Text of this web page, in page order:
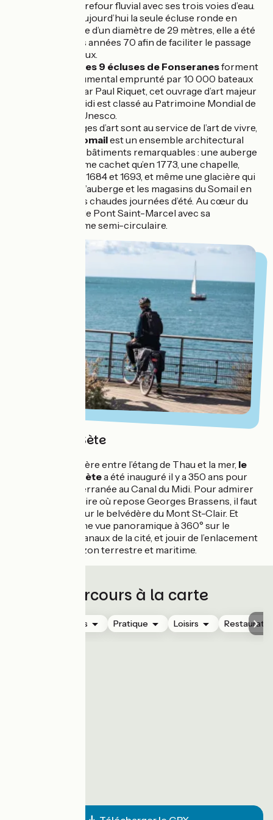
fois écluse et carrefour fluvial avec ses trois voies d’eau.
Elle est encore aujourd’hui la seule écluse ronde en
France. À l’origine d’un diamètre de 29 mètres, elle a été
agrandie dans les années 70 afin de faciliter le passage
des grands bateaux.
les 9 écluses de Fonseranesforment
un escalier monumental emprunté par 10 000 bateaux
par an. Imaginé par Paul Riquet, cet ouvrage d’art majeur
sur le Canal du Midi est classé au Patrimoine Mondial de
l’Humanité par l’Unesco.
Quand les ouvrages d’art sont au service de l’art de vivre,
le hameau du Somailest un ensemble architectural
comprenant des bâtiments remarquables : une auberge
qui a gardé le même cachet qu’en 1773, une chapelle,
construite entre 1684 et 1693, et même une glacière qui
approvisionnait l’auberge et les magasins du Somail en
glace pendant les chaudes journées d’été. Au cœur du
village se trouve le Pont Saint-Marcel avec sa
remarquable forme semi-circulaire.
Vue 360° à Sète
Presqu’île singulière entre l’étang de Thau et la mer, le
grand port de Sètea été inauguré il y a 350 ans pour
lier la mer Méditerranée au Canal du Midi. Pour admirer
cette ville portuaire où repose Georges Brassens, il faut
monter à 183 m sur le belvédère du Mont St-Clair. Et
profiter ainsi d’une vue panoramique à 360° sur le
quadrillage des canaux de la cité, et jouir de l’enlacement
des lignes d’horizon terrestre et maritime.
Parcours à la carte
Hébergements Pratique Loisirs